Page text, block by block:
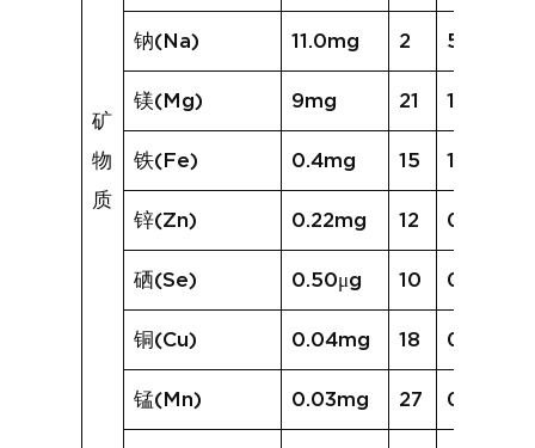
矿
物
质
钠(Na) 11.0mg 2 5.8mg
镁(Mg) 9mg 21 17mg
铁(Fe) 0.4mg 15 1.4mg
锌(Zn) 0.22mg 12 0.46mg
硒(Se) 0.50μg 10 0.63μg
铜(Cu) 0.04mg 18 0.13mg
锰(Mn) 0.03mg 27 0.44mg